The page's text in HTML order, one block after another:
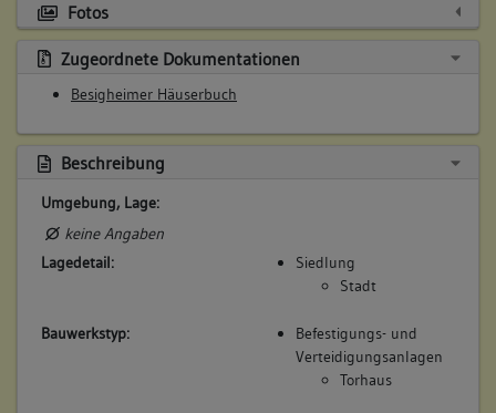
Betroffene Gebäudeteile:
keine
4. Besitzer:in:
(1763)
Wörner, Witwe
Bemerkung Besitz:
Beruf / Amt / Titel:
Fotos
Zugeordnete Dokumentationen
Besigheimer Häuserbuch
Beschreibung
Umgebung, Lage:
keine Angaben
Lagedetail:
Siedlung
Stadt
Bauwerkstyp:
Befestigungs- und
Verteidigungsanlagen
Torhaus